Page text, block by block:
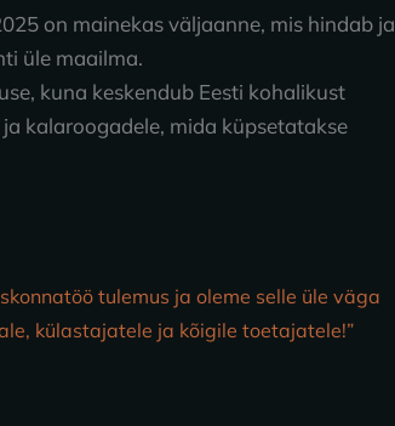
on mainekas väljaanne, mis hindab ja
üle maailma.
kuna keskendub Eesti kohalikust
kalaroogadele, mida küpsetatakse
tulemus ja oleme selle üle väga
külastajatele ja kõigile toetajatele!”